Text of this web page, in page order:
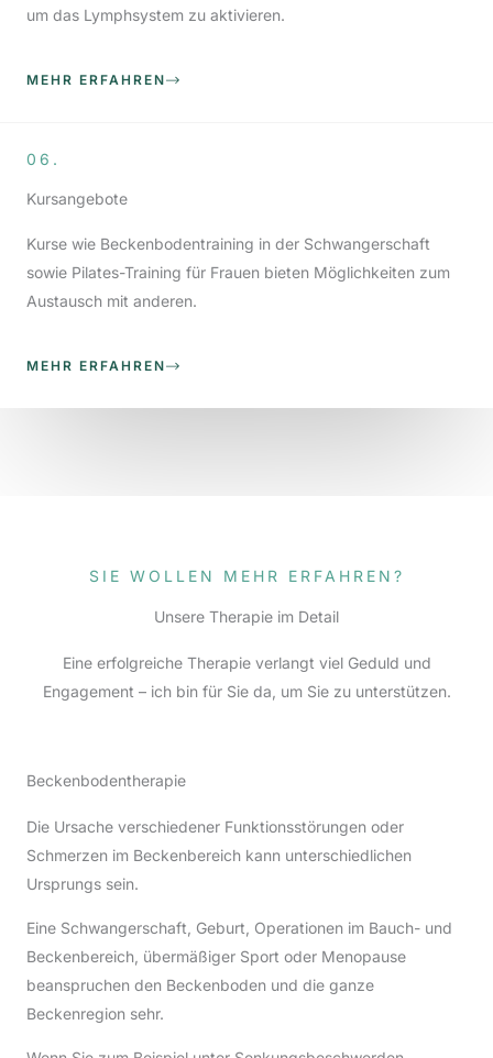
um das Lymphsystem zu aktivieren.
MEHR ERFAHREN
06.
Kursangebote
Kurse wie Beckenbodentraining in der Schwangerschaft
sowie Pilates-Training für Frauen bieten Möglichkeiten zum
Austausch mit anderen.
MEHR ERFAHREN
SIE WOLLEN MEHR ERFAHREN?
Unsere Therapie im Detail
Eine erfolgreiche Therapie verlangt viel Geduld und
Engagement – ich bin für Sie da, um Sie zu unterstützen.
Beckenbodentherapie
Die Ursache verschiedener Funktionsstörungen oder
Schmerzen im Beckenbereich kann unterschiedlichen
Ursprungs sein.
Eine Schwangerschaft, Geburt, Operationen im Bauch- und
Beckenbereich, übermäßiger Sport oder Menopause
beanspruchen den Beckenboden und die ganze
Beckenregion sehr.